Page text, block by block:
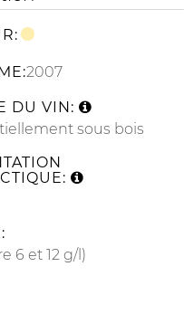
2007
DU VIN:
sous bois
6 et 12 g/l)